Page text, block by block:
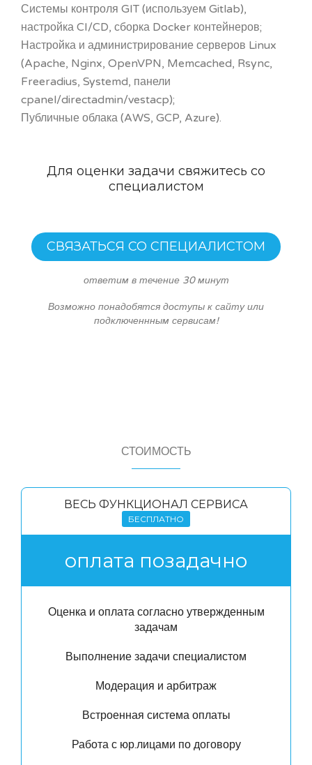
Системы контроля GIT (используем Gitlab),
настройка CI/CD, сборка Docker контейнеров;
Настройка и администрирование серверов Linux
(Apache, Nginx, OpenVPN, Memcached, Rsync,
Freeradius, Systemd, панели
cpanel/directadmin/vestacp);
Публичные облака (AWS, GCP, Azure).
Для оценки задачи свяжитесь со
специалистом
СВЯЗАТЬСЯ СО СПЕЦИАЛИСТОМ
ответим в течение 30 минут
Возможно понадобятся доступы к сайту или
подключеннным сервисам!
СТОИМОСТЬ
ВЕСЬ ФУНКЦИОНАЛ СЕРВИСА
БЕСПЛАТНО
оплата позадачно
Оценка и оплата согласно утвержденным
задачам
Выполнение задачи специалистом
Модерация и арбитраж
Встроенная система оплаты
Работа с юр.лицами по договору